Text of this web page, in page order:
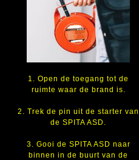
1. Open de toegang tot de
ruimte waar de brand is.
2. Trek de pin uit de starter van
de SPITA ASD.
3. Gooi de SPITA ASD naar
binnen in de buurt van de